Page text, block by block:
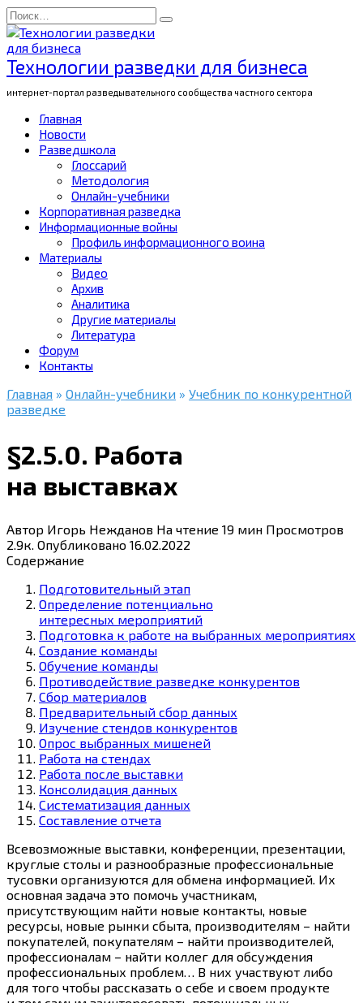
Перейти
к
содержанию
Search
for:
Технологии разведки для бизнеса
интернет-портал разведывательного сообщества частного сектора
Главная
Новости
Разведшкола
Глоссарий
Методология
Онлайн-учебники
Корпоративная разведка
Информационные войны
Профиль информационного воина
Материалы
Видео
Архив
Аналитика
Другие материалы
Литература
Форум
Контакты
Главная » Онлайн-учебники » Учебник по конкурентной
разведке
§2.5.0. Работа
на выставках
Автор Игорь Нежданов На чтение 19 мин Просмотров
2.9к. Опубликовано 16.02.2022
Содержание
Подготовительный этап
Определение потенциально
интересных мероприятий
Подготовка к работе на выбранных мероприятиях
Создание команды
Обучение команды
Противодействие разведке конкурентов
Сбор материалов
Предварительный сбор данных
Изучение стендов конкурентов
Опрос выбранных мишеней
Работа на стендах
Работа после выставки
Консолидация данных
Систематизация данных
Составление отчета
Всевозможные выставки, конференции, презентации,
круглые столы и разнообразные профессиональные
тусовки организуются для обмена информацией. Их
основная задача это помочь участникам,
присутствующим найти новые контакты, новые
ресурсы, новые рынки сбыта, производителям – найти
покупателей, покупателям – найти производителей,
профессионалам – найти коллег для обсуждения
профессиональных проблем… В них участвуют либо
для того чтобы рассказать о себе и своем продукте